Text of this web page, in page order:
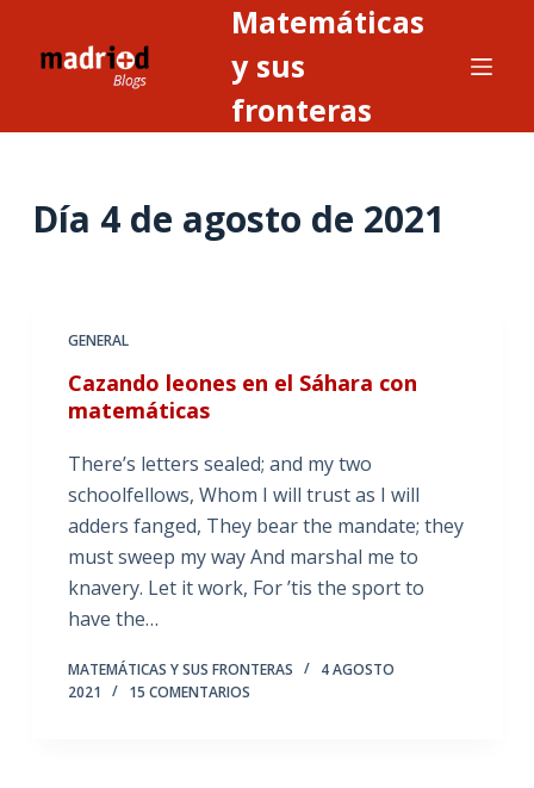
Matemáticas
y sus
fronteras
Día 4 de agosto de 2021
GENERAL
Cazando leones en el Sáhara con
matemáticas
There’s letters sealed; and my two
schoolfellows, Whom I will trust as I will
adders fanged, They bear the mandate; they
must sweep my way And marshal me to
knavery. Let it work, For ’tis the sport to
have the…
MATEMÁTICAS Y SUS FRONTERAS
4 AGOSTO
2021
15 COMENTARIOS